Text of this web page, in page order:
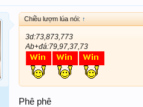
Chiều lượm lúa nói: ↑
3d:73,873,773
Ab+đá:79,97,37,73
Phê phê